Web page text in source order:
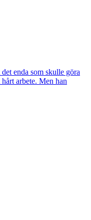
enda som skulle göra
arbete. Men han